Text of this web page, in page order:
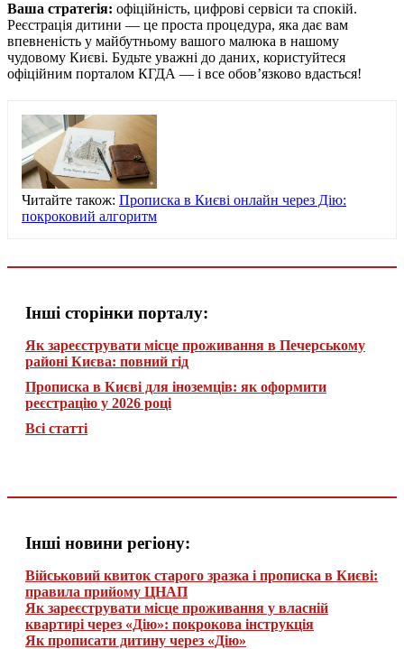
Ваша стратегія: офіційність, цифрові сервіси та спокій.
Реєстрація дитини — це проста процедура, яка дає вам
впевненість у майбутньому вашого малюка в нашому
чудовому Києві. Будьте уважні до даних, користуйтеся
офіційним порталом КГДА — і все обов’язково вдасться!
Читайте також: Прописка в Києві онлайн через Дію:
покроковий алгоритм
Інші сторінки порталу:
Як зареєструвати місце проживання в Печерському
районі Києва: повний гід
Прописка в Києві для іноземців: як оформити
реєстрацію у 2026 році
Всі статті
Інші новини регіону:
Військовий квиток старого зразка і прописка в Києві:
правила прийому ЦНАП
Як зареєструвати місце проживання у власній
квартирі через «Дію»: покрокова інструкція
Як прописати дитину через «Дію»